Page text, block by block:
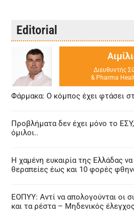
Editorial
Διευθυντής
& Pharma
Φάρμακα: Ο κόμπος έχει φτάσει
Προβλήματα δεν έχει μόνο το ΕΣΥ,
όμιλοι..
Η χαμένη ευκαιρία της Ελλάδας
θεραπείες έως και 10 φορές
ΕΟΠΥΥ: Αντί να απολογούνται οι
και τα ρέστα – Μηδενικός